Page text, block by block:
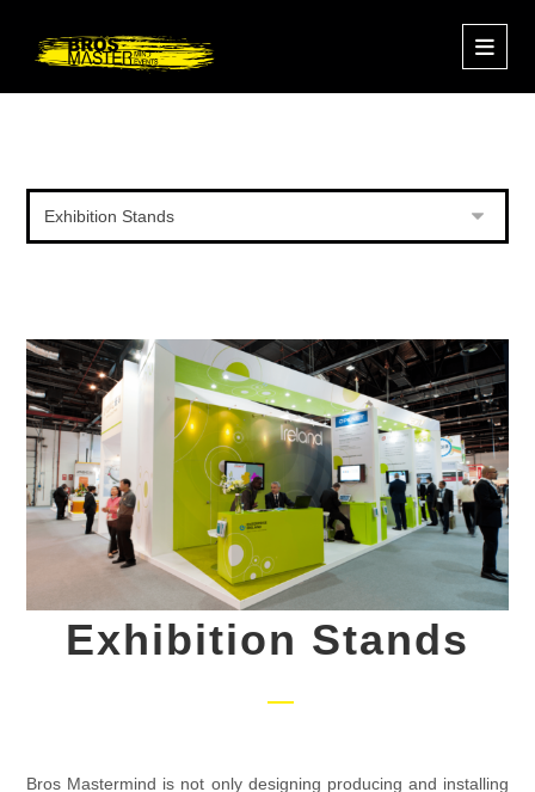
Exhibition Stands
Bros Mastermind is not only designing producing and installing